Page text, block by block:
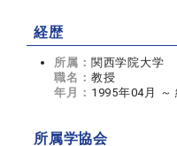
経歴
所属： 関西学院大学
職名： 教授
年月： 1995年04月 ～
所属学協会